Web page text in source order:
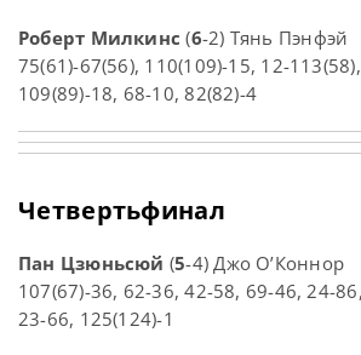
Роберт Милкинс (6-2) Тянь Пэнфэй
75(61)-67(56), 110(109)-15, 12-
109(89)-18, 68-10, 82(82)-4
Четвертьфинал
Пан Цзюньсюй (5-4) Джо О’Коннор
107(67)-36, 62-36, 42-58, 69-46, 24-
23-66, 125(124)-1